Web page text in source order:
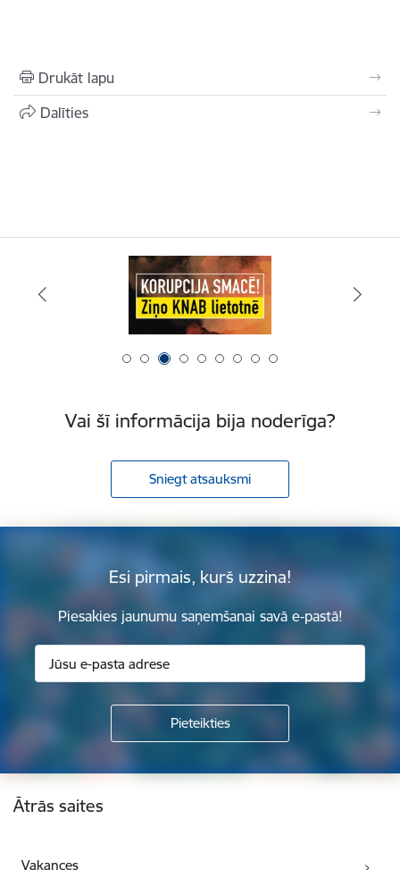
Drukāt lapu
Dalīties
Vai šī informācija bija noderīga?
Sniegt atsauksmi
Esi pirmais, kurš uzzina!
Piesakies jaunumu saņemšanai savā e-pastā!
Kājene
Ātrās saites
Vakances